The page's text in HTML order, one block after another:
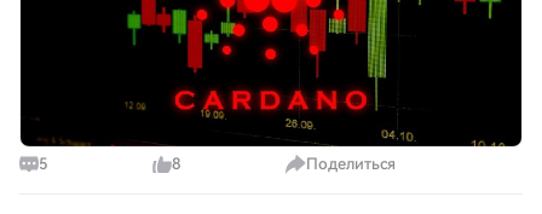
5 8 Поделиться